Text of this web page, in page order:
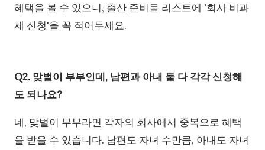
혜택을 볼 수 있으니, 출산 준비물 리스트에 '회사 비과
세 신청'을 꼭 적어두세요.
Q2. 맞벌이 부부인데, 남편과 아내 둘 다 각각 신청해
도 되나요?
네, 맞벌이 부부라면 각자의 회사에서 중복으로 혜택
을 받을 수 있습니다. 남편도 자녀 수만큼, 아내도 자녀